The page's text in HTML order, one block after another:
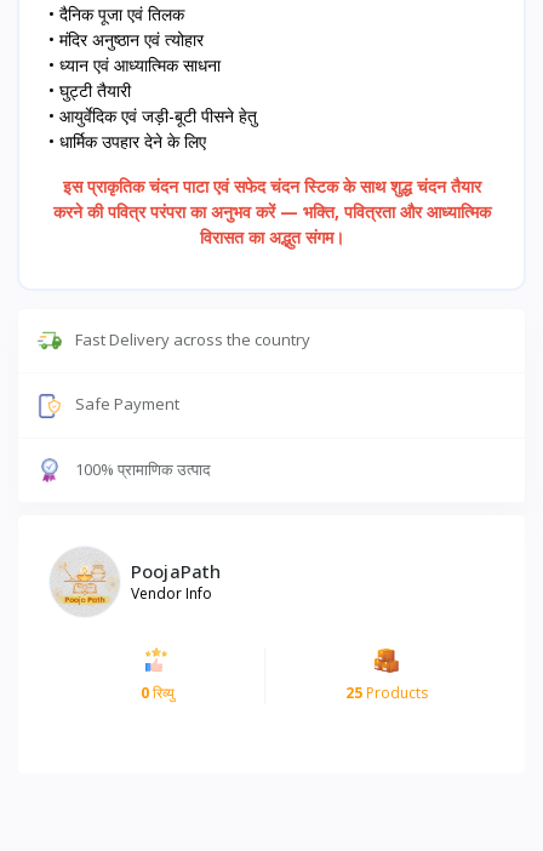
• दैनिक पूजा एवं तिलक
• मंदिर अनुष्ठान एवं त्योहार
• ध्यान एवं आध्यात्मिक साधना
• घुट्टी तैयारी
• आयुर्वेदिक एवं जड़ी-बूटी पीसने हेतु
• धार्मिक उपहार देने के लिए
इस प्राकृतिक चंदन पाटा एवं सफेद चंदन स्टिक के साथ शुद्ध चंदन तैयार
करने की पवित्र परंपरा का अनुभव करें — भक्ति, पवित्रता और आध्यात्मिक
विरासत का अद्भुत संगम।
Fast Delivery across the country
Safe Payment
100% प्रामाणिक उत्पाद
PoojaPath
Vendor Info
0रिव्यु 25Products